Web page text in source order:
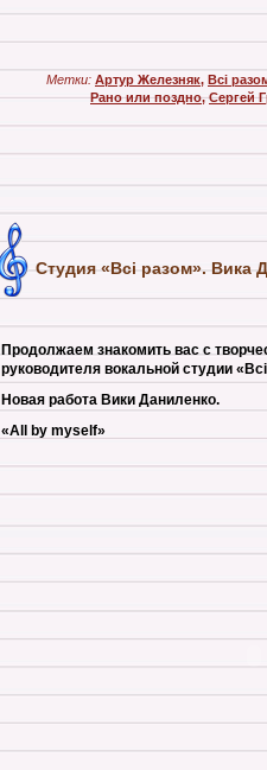
Метки: Артур Железняк, Всі
Рано или поздно,Сергей
Студия «Всі разом». Вика
Продолжаем знакомить вас с
руководителя вокальной студии
Новая работа Вики Даниленко.
«All by myself»